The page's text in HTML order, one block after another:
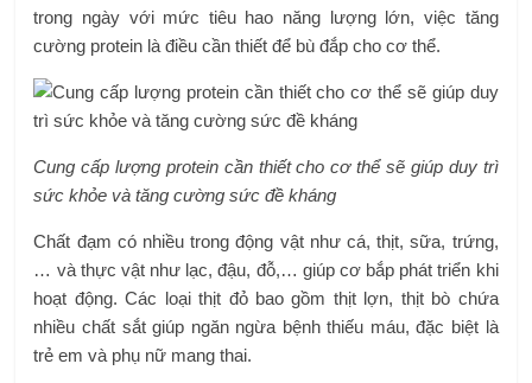
trong ngày với mức tiêu hao năng lượng lớn, việc tăng
cường protein là điều cần thiết để bù đắp cho cơ thể.
Cung cấp lượng protein cần thiết cho cơ thể sẽ giúp duy trì
sức khỏe và tăng cường sức đề kháng
Chất đạm có nhiều trong động vật như cá, thịt, sữa, trứng,
… và thực vật như lạc, đậu, đỗ,… giúp cơ bắp phát triển khi
hoạt động. Các loại thịt đỏ bao gồm thịt lợn, thịt bò chứa
nhiều chất sắt giúp ngăn ngừa bệnh thiếu máu, đặc biệt là
trẻ em và phụ nữ mang thai.